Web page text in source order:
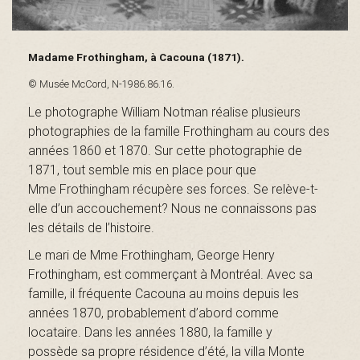
B
Madame Frothingham, à Cacouna (1871).
© Musée McCord, N-1986.86.16.
Le photographe William Notman réalise plusieurs
photographies de la famille Frothingham au cours des
années 1860 et 1870. Sur cette photographie de
1871, tout semble mis en place pour que
Mme Frothingham récupère ses forces. Se relève-t-
elle d’un accouchement? Nous ne connaissons pas
les détails de l’histoire.
Le mari de Mme Frothingham, George Henry
Frothingham, est commerçant à Montréal. Avec sa
famille, il fréquente Cacouna au moins depuis les
années 1870, probablement d’abord comme
locataire. Dans les années 1880, la famille y
possède sa propre résidence d’été, la villa Monte